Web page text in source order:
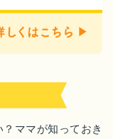
ママが知っておき